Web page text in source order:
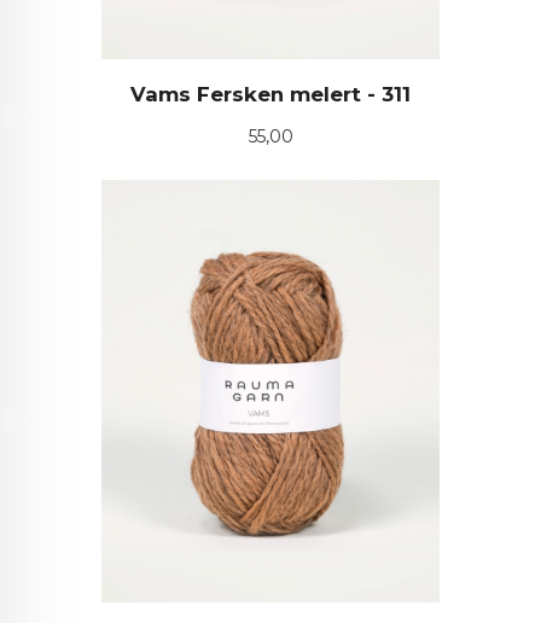
Vams Fersken melert - 311
Pris
55,00